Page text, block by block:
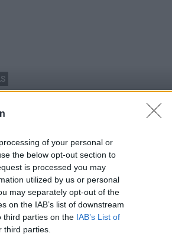
of your personal or
the below opt-out section to
is processed you may
utilized by us or personal
may separately opt-out of the
on the IAB’s list of downstream
third parties on the IAB’s List of
third parties.
az internetes vásárláskor
HÍRLEVÉL
Név